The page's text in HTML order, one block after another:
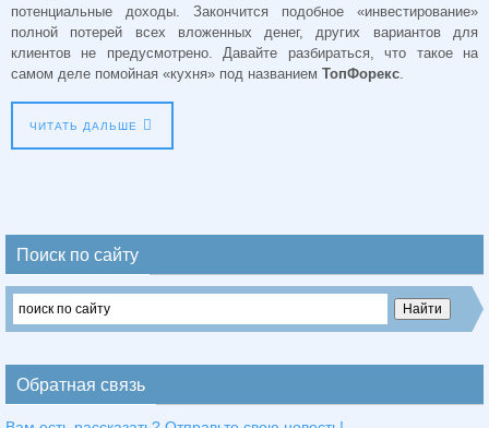
потенциальные доходы. Закончится подобное «инвестирование»
полной потерей всех вложенных денег, других вариантов для
клиентов не предусмотрено. Давайте разбираться, что такое на
самом деле помойная «кухня» под названием ТопФорекс.
ЧИТАТЬ ДАЛЬШЕ
Поиск по сайту
Обратная связь